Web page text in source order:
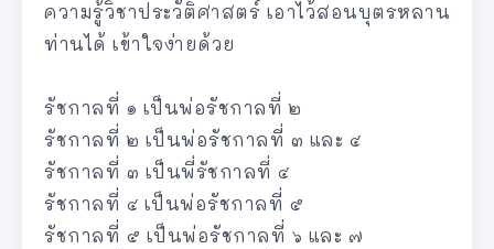
ความรู้วิชาประวัติศาสตร์ เอาไว้สอนบุตรหลาน
ท่านได้ เข้าใจง่ายด้วย
รัชกาลที่ ๑ เป็นพ่อรัชกาลที่ ๒
รัชกาลที่ ๒ เป็นพ่อรัชกาลที่ ๓ และ ๔
รัชกาลที่ ๓ เป็นพี่รัชกาลที่ ๔
รัชกาลที่ ๔ เป็นพ่อรัชกาลที่ ๕
รัชกาลที่ ๕ เป็นพ่อรัชกาลที่ ๖ และ ๗